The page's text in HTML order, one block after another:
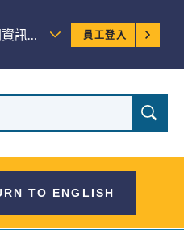
訊…
員
工
選
單
員工登入
TO ENGLISH